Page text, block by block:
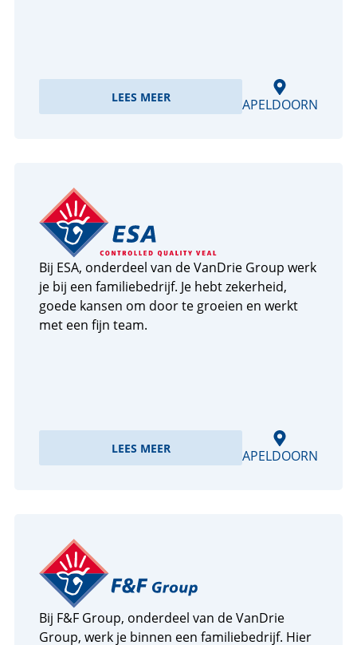
LEES MEER APELDOORN
Bij ESA, onderdeel van de VanDrie Group werk
je bij een familiebedrijf. Je hebt zekerheid,
goede kansen om door te groeien en werkt
met een fijn team.
LEES MEER APELDOORN
Bij F&F Group, onderdeel van de VanDrie
Group, werk je binnen een familiebedrijf. Hier